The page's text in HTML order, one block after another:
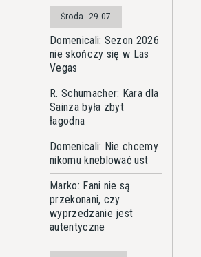
Środa 29.07
Domenicali: Sezon 2026
nie skończy się w Las
Vegas
R. Schumacher: Kara dla
Sainza była zbyt
łagodna
Domenicali: Nie chcemy
nikomu kneblować ust
Marko: Fani nie są
przekonani, czy
wyprzedzanie jest
autentyczne